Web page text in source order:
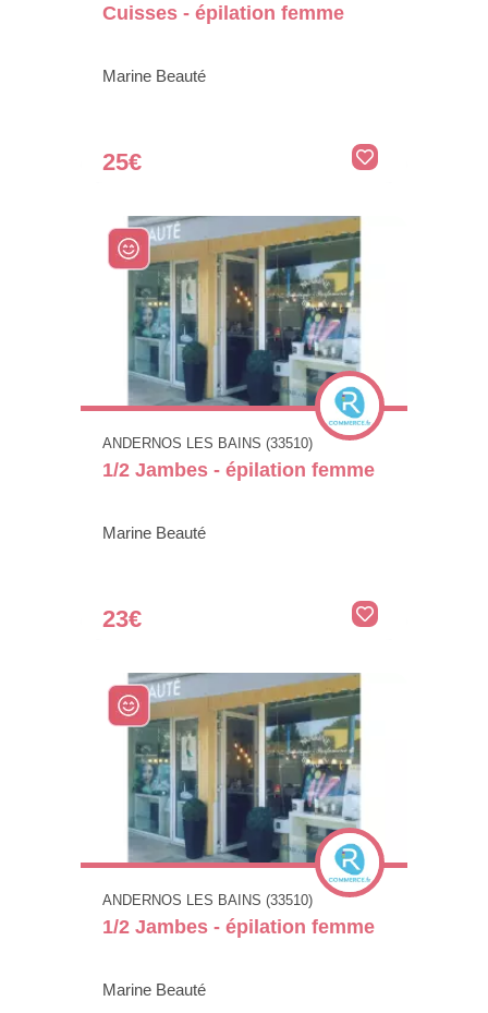
Cuisses - épilation femme
Marine Beauté
25€
ANDERNOS LES BAINS (33510)
1/2 Jambes - épilation femme
Marine Beauté
23€
ANDERNOS LES BAINS (33510)
1/2 Jambes - épilation femme
Marine Beauté